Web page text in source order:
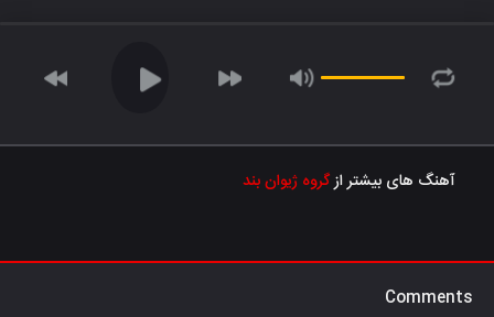
آهنگ های بیشتر ازگروه ژیوان بند
Comments